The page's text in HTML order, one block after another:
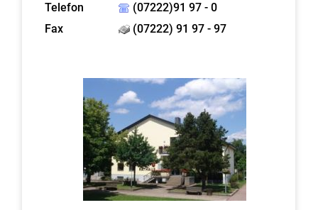
Telefon
(07222)91 97 - 0
Fax
(07222) 91 97 - 97